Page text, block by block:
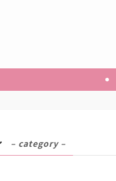
– category –